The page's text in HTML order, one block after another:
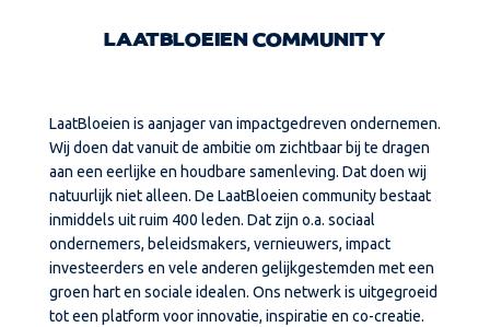
LAATBLOEIEN COMMUNITY
LaatBloeien is aanjager van impactgedreven ondernemen.
Wij doen dat vanuit de ambitie om zichtbaar bij te dragen
aan een eerlijke en houdbare samenleving. Dat doen wij
natuurlijk niet alleen. De LaatBloeien community bestaat
inmiddels uit ruim 400 leden. Dat zijn o.a. sociaal
ondernemers, beleidsmakers, vernieuwers, impact
investeerders en vele anderen gelijkgestemden met een
groen hart en sociale idealen. Ons netwerk is uitgegroeid
tot een platform voor innovatie, inspiratie en co-creatie.